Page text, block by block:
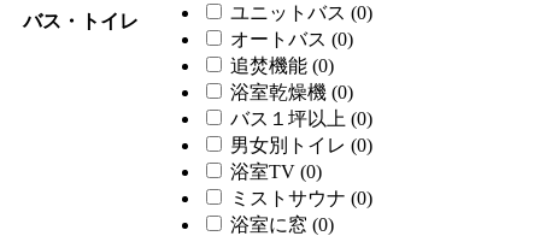
バス・トイレ
ユニットバス (0)
オートバス (0)
追焚機能 (0)
浴室乾燥機 (0)
バス１坪以上 (0)
男女別トイレ (0)
浴室TV (0)
ミストサウナ (0)
浴室に窓 (0)